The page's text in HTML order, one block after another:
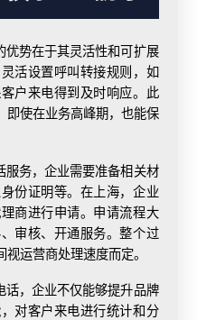
势在于其灵活性和可扩展
活设置呼叫转接规则，如
户来电得到及时响应。此
使在业务高峰期，也能保
务，企业需要准备相关材
份证明等。在上海，企业
商进行申请。申请流程大
审核、开通服务。整个过
运营商处理速度而定。
，企业不仅能够提升品牌
对客户来电进行统计和分